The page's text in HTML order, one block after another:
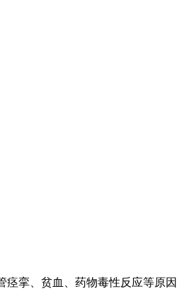
挛、贫血、药物毒性反应等原因